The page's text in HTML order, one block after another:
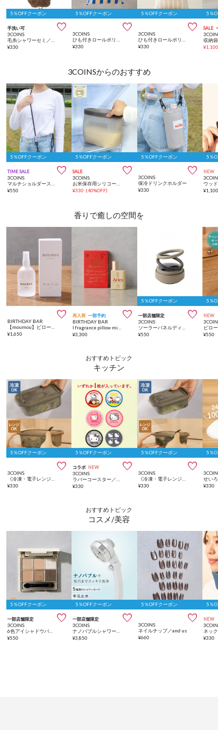
5％OFFクーポン
手洗い可 
3COINS
¥330
5％OFFクーポン

3COINS
¥330
5％OFFクーポン

3COINS
¥330
5％
SALE
¥
3COINSからのおすすめ
5％OFFクーポン
TIME SALE 
3COINS
¥550
5％OFFクーポン
SALE 
3COINS
¥330 (40%OFF)
5％OFFクーポン

3COINS
保冷ドリンクホルダー
¥330
5％
NEW
¥
香りで癒しの空間を

BIRTHDAY BAR
¥1,650
再入荷 一部予約 
BIRTHDAY BAR
¥3,300
5％OFFクーポン
一部店舗限定 
3COINS
¥550
5％
NEW
ピロ
¥550
おすすめトピック
キッチン
5％OFFクーポン

3COINS
¥330
5％OFFクーポン
コラボ NEW 
3COINS
¥330
5％OFFクーポン

3COINS
¥330
5％
¥330
おすすめトピック
コスメ/美容
5％OFFクーポン
一部店舗限定 
3COINS
¥550
5％OFFクーポン
一部店舗限定 
3COINS
¥3,850
5％OFFクーポン

3COINS
ネイルチップ／and us
¥660
5％
NEW
ネッ
¥330